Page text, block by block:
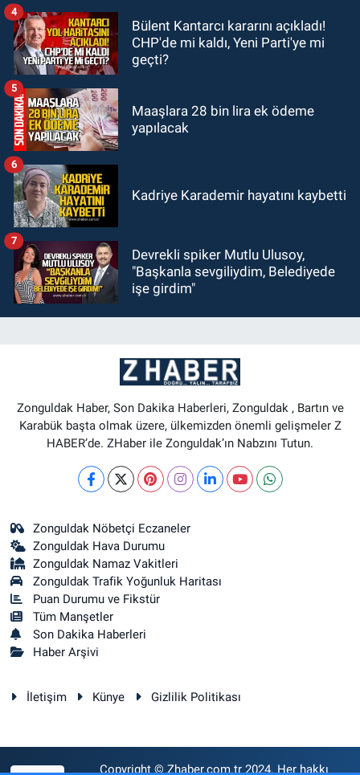
Bülent Kantarcı kararını açıkladı!
CHP'de mi kaldı, Yeni Parti'ye mi
geçti?
4
Maaşlara 28 bin lira ek ödeme
yapılacak
5
Kadriye Karademir hayatını kaybetti
6
Devrekli spiker Mutlu Ulusoy,
"Başkanla sevgiliydim, Belediyede
işe girdim"
7
Zonguldak Haber, Son Dakika Haberleri, Zonguldak , Bartın ve
Karabük başta olmak üzere, ülkemizden önemli gelişmeler Z
HABER’de. ZHaber ile Zonguldak’ın Nabzını Tutun.
Zonguldak Nöbetçi Eczaneler
Zonguldak Hava Durumu
Zonguldak Namaz Vakitleri
Zonguldak Trafik Yoğunluk Haritası
Puan Durumu ve Fikstür
Tüm Manşetler
Son Dakika Haberleri
Haber Arşivi
İletişim Künye Gizlilik Politikası
Copyright © Zhaber.com.tr 2024. Her hakkı